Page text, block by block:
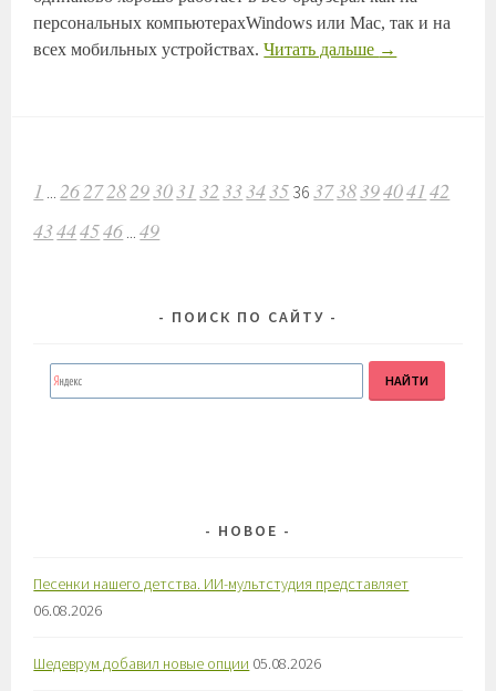
персональных компьютерахWindows или Mac, так и на
всех мобильных устройствах.Читать дальше →
НАВИГАЦИЯ
ПО
ЗАПИСЯМ
1 ...262728293031 32333435 36 3738394041 42
43444546 ...49
ПОИСК ПО САЙТУ
НОВОЕ
Песенки нашего детства. ИИ-мультстудия представляет
06.08.2026
Шедеврум добавил новые опции 05.08.2026